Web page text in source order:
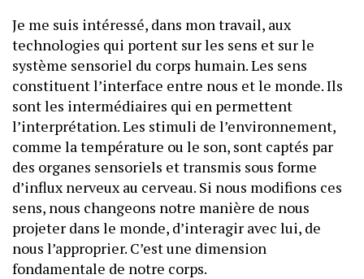
Je me suis intéressé, dans mon travail, aux
technologies qui portent sur les sens et sur le
système sensoriel du corps humain. Les sens
constituent l’interface entre nous et le monde. Ils
sont les intermédiaires qui en permettent
l’interprétation. Les stimuli de l’environnement,
comme la température ou le son, sont captés par
des organes sensoriels et transmis sous forme
d’influx nerveux au cerveau. Si nous modifions ces
sens, nous changeons notre manière de nous
projeter dans le monde, d’interagir avec lui, de
nous l’approprier. C’est une dimension
fondamentale de notre corps.